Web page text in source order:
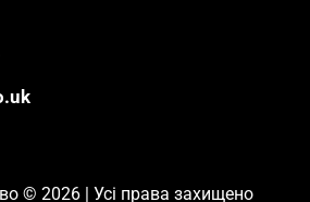
© 2026 | Усі права захищено